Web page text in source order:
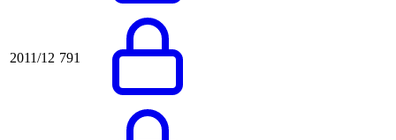
2011/12 791